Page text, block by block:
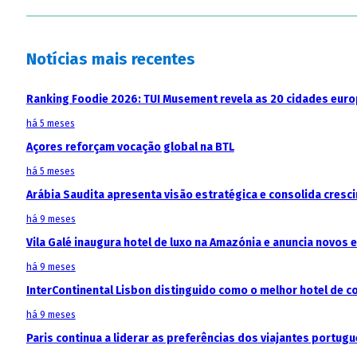
Notícias mais recentes
Ranking Foodie 2026: TUI Musement revela as 20 cidades
há 5 meses
Açores reforçam vocação global na BTL
há 5 meses
Arábia Saudita apresenta visão estratégica e consolida
há 9 meses
Vila Galé inaugura hotel de luxo na Amazónia e anuncia
há 9 meses
InterContinental Lisbon distinguido como o melhor hotel de
há 9 meses
Paris continua a liderar as preferências dos viajantes